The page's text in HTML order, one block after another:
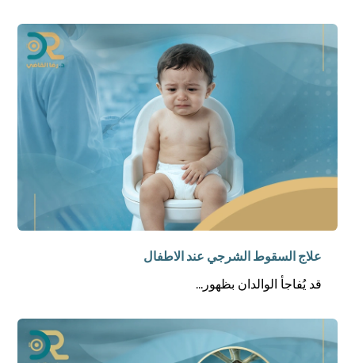
علاج السقوط الشرجي عند الاطفال
قد يُفاجأ الوالدان بظهور...